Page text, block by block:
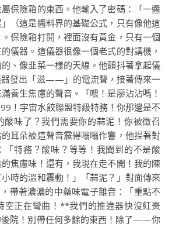
保險箱的東西。他輸入了密碼：「一醬
（這是醬料界的基礎公式，只有像他這
保險箱打開，裡面沒有黃金，只有一個
儀器。這儀器很像一個老式的對講機，
、像韭菜一樣的天線。他顫抖著拿起儀
器發出「滋——」的電流聲，接著傳來一
養生焦慮的聲音。「喂！是廖沾沾嗎！
！宇宙水餃聯盟特級特務！你那邊是不
酸味了？我們需要你的蒜泥！你被徵召
耳朵被這聲音震得嗡嗡作響，他捏著對
「特務？酸味？等等！我聞到的不是酸
焦慮味！還有，我現在走不開！我的陳
時的溫和震動！」「蒜泥？」對面傳來
帶著濃濃的中藥味電子雜音：「重點不
空正在彎曲！**我們的推進器快沒紅棗
後院！別帶任何多餘的東西！除了——你